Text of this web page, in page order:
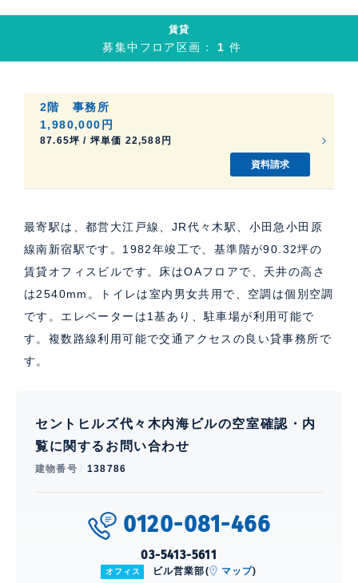
賃貸
募集中フロア区画： 1件
2階 事務所
1,980,000円
87.65坪 / 坪単価 22,588円
資料請求
最寄駅は、都営大江戸線、JR代々木駅、小田急小田原
線南新宿駅です。1982年竣工で、基準階が90.32坪の
賃貸オフィスビルです。床はOAフロアで、天井の高さ
は2540mm。トイレは室内男女共用で、空調は個別空調
です。エレベーターは1基あり、駐車場が利用可能で
す。複数路線利用可能で交通アクセスの良い貸事務所で
す。
セントヒルズ代々木内海ビルの空室確認・内
覧に関するお問い合わせ
建物番号 138786
0120-081-466
03-5413-5611
オフィス ビル営業部( マップ)